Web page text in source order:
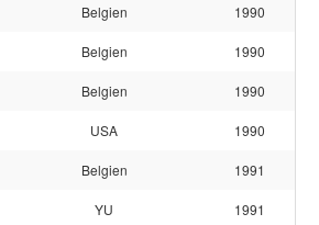
Belgien 1990
Belgien 1990
Belgien 1990
USA 1990
Belgien 1991
YU 1991